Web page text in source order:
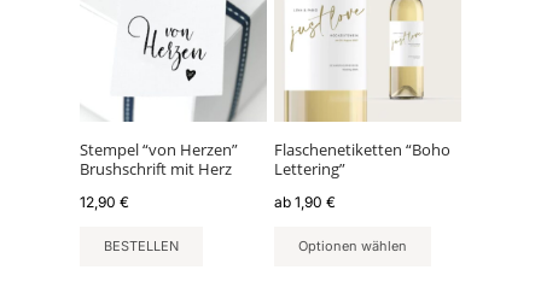
Stempel “von Herzen”
Brushschrift mit Herz
12,90 €
BESTELLEN
Flaschenetiketten “Boho
Lettering”
ab1,90€
Optionen wählen
mehrere
Varianten
Die
Optionen
können
auf
der
gewählt